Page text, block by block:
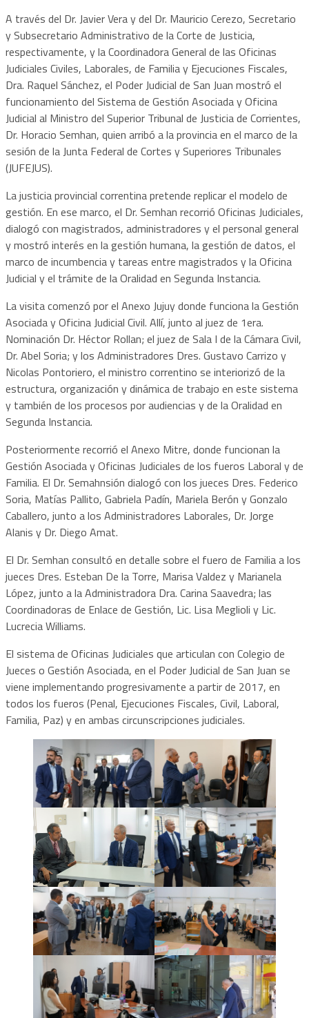
A través del Dr. Javier Vera y del Dr. Mauricio Cerezo, Secretario
y Subsecretario Administrativo de la Corte de Justicia,
respectivamente, y la Coordinadora General de las Oficinas
Judiciales Civiles, Laborales, de Familia y Ejecuciones Fiscales,
Dra. Raquel Sánchez, el Poder Judicial de San Juan mostró el
funcionamiento del Sistema de Gestión Asociada y Oficina
Judicial al Ministro del Superior Tribunal de Justicia de Corrientes,
Dr. Horacio Semhan, quien arribó a la provincia en el marco de la
sesión de la Junta Federal de Cortes y Superiores Tribunales
(JUFEJUS).
La justicia provincial correntina pretende replicar el modelo de
gestión. En ese marco, el Dr. Semhan recorrió Oficinas Judiciales,
dialogó con magistrados, administradores y el personal general
y mostró interés en la gestión humana, la gestión de datos, el
marco de incumbencia y tareas entre magistrados y la Oficina
Judicial y el trámite de la Oralidad en Segunda Instancia.
La visita comenzó por el Anexo Jujuy donde funciona la Gestión
Asociada y Oficina Judicial Civil. Allí, junto al juez de 1era.
Nominación Dr. Héctor Rollan; el juez de Sala I de la Cámara Civil,
Dr. Abel Soria; y los Administradores Dres. Gustavo Carrizo y
Nicolas Pontoriero, el ministro correntino se interiorizó de la
estructura, organización y dinámica de trabajo en este sistema
y también de los procesos por audiencias y de la Oralidad en
Segunda Instancia.
Posteriormente recorrió el Anexo Mitre, donde funcionan la
Gestión Asociada y Oficinas Judiciales de los fueros Laboral y de
Familia. El Dr. Semahnsión dialogó con los jueces Dres. Federico
Soria, Matías Pallito, Gabriela Padín, Mariela Berón y Gonzalo
Caballero, junto a los Administradores Laborales, Dr. Jorge
Alanis y Dr. Diego Amat.
El Dr. Semhan consultó en detalle sobre el fuero de Familia a los
jueces Dres. Esteban De la Torre, Marisa Valdez y Marianela
López, junto a la Administradora Dra. Carina Saavedra; las
Coordinadoras de Enlace de Gestión, Lic. Lisa Meglioli y Lic.
Lucrecia Williams.
El sistema de Oficinas Judiciales que articulan con Colegio de
Jueces o Gestión Asociada, en el Poder Judicial de San Juan se
viene implementando progresivamente a partir de 2017, en
todos los fueros (Penal, Ejecuciones Fiscales, Civil, Laboral,
Familia, Paz) y en ambas circunscripciones judiciales.